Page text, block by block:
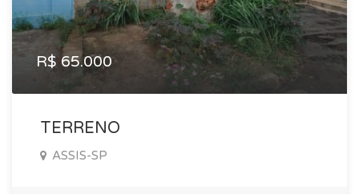
R$ 65.000
TERRENO
ASSIS-SP